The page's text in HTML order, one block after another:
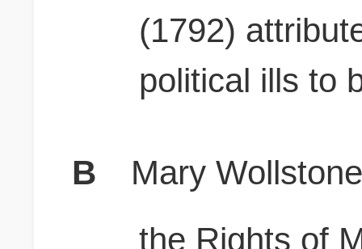
(1792)
political ills to
B
Mary
the Rights of